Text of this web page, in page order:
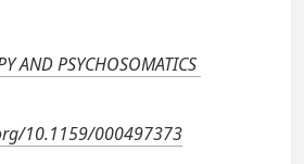
AND PSYCHOSOMATICS
10.1159/000497373